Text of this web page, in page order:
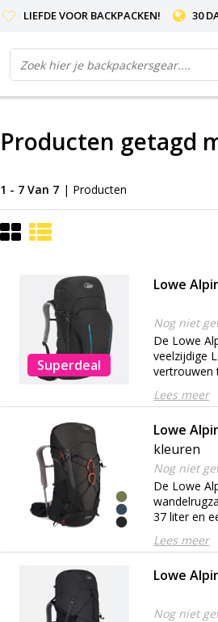
LIEFDE VOOR BACKPACKEN! 30
Producten getagd
1 - 7 Van 7 | Producten
Superdeal
Lowe
Nog niet
De Lowe
veelzijdige
vertrouwen
Lees meer
Lowe
kleuren
Nog niet
De Lowe
37 liter en
Lees meer
Lowe
Nog niet